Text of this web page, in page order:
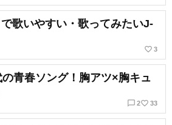
で歌いやすい・歌ってみたいJ-
favorite_border 3
の青春ソング！胸アツ×胸キュ
chat_bubble_outline 2favorite_border 33